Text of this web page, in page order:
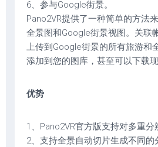
6、参与Google街景。
Pano2VR提供了一种简单的方法
全景图和Google街景视图。关联
上传到Google街景的所有旅游和
添加到您的图库，甚至可以下载现
优势
1、Pano2VR官方版支持对多重
2、支持全景自动切片生成不同的